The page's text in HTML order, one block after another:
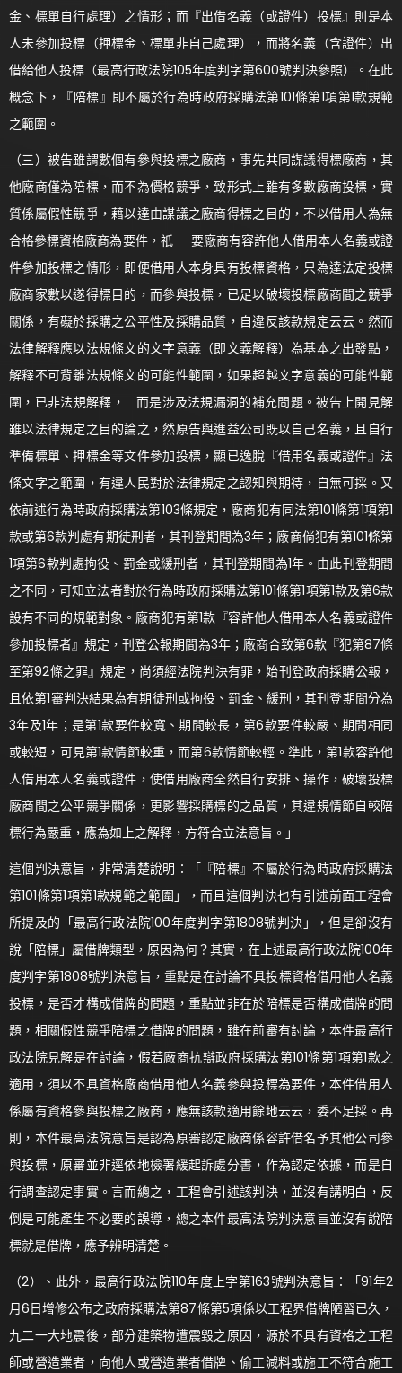
金、標單自行處理）之情形；而『出借名義（或證件）投標』則是本
人未參加投標（押標金、標單非自己處理），而將名義（含證件）出
借給他人投標（最高行政法院105年度判字第600號判決參照）。在此
概念下，『陪標』即不屬於行為時政府採購法第101條第1項第1款規範
之範圍。
（三）被告雖謂數個有參與投標之廠商，事先共同謀議得標廠商，其
他廠商僅為陪標，而不為價格競爭，致形式上雖有多數廠商投標，實
質係屬假性競爭，藉以達由謀議之廠商得標之目的，不以借用人為無
合格參標資格廠商為要件，祇 要廠商有容許他人借用本人名義或證
件參加投標之情形，即便借用人本身具有投標資格，只為達法定投標
廠商家數以遂得標目的，而參與投標，已足以破壞投標廠商間之競爭
關係，有礙於採購之公平性及採購品質，自違反該款規定云云。然而
法律解釋應以法規條文的文字意義（即文義解釋）為基本之出發點，
解釋不可背離法規條文的可能性範圍，如果超越文字意義的可能性範
圍，已非法規解釋， 而是涉及法規漏洞的補充問題。被告上開見解
雖以法律規定之目的論之，然原告與進益公司既以自己名義，且自行
準備標單、押標金等文件參加投標，顯已逸脫『借用名義或證件』法
條文字之範圍，有違人民對於法律規定之認知與期待，自無可採。又
依前述行為時政府採購法第103條規定，廠商犯有同法第101條第1項第1
款或第6款判處有期徒刑者，其刊登期間為3年；廠商倘犯有第101條第
1項第6款判處拘役、罰金或緩刑者，其刊登期間為1年。由此刊登期間
之不同，可知立法者對於行為時政府採購法第101條第1項第1款及第6款
設有不同的規範對象。廠商犯有第1款『容許他人借用本人名義或證件
參加投標者』規定，刊登公報期間為3年；廠商合致第6款『犯第87條
至第92條之罪』規定，尚須經法院判決有罪，始刊登政府採購公報，
且依第1審判決結果為有期徒刑或拘役、罰金、緩刑，其刊登期間分為
3年及1年；是第1款要件較寬、期間較長，第6款要件較嚴、期間相同
或較短，可見第1款情節較重，而第6款情節較輕。準此，第1款容許他
人借用本人名義或證件，使借用廠商全然自行安排、操作，破壞投標
廠商間之公平競爭關係，更影響採購標的之品質，其違規情節自較陪
標行為嚴重，應為如上之解釋，方符合立法意旨。」
這個判決意旨，非常清楚說明：「『陪標』不屬於行為時政府採購法
第101條第1項第1款規範之範圍」，而且這個判決也有引述前面工程會
所提及的「最高行政法院100年度判字第1808號判決」，但是卻沒有
說「陪標」屬借牌類型，原因為何？其實，在上述最高行政法院100年
度判字第1808號判決意旨，重點是在討論不具投標資格借用他人名義
投標，是否才構成借牌的問題，重點並非在於陪標是否構成借牌的問
題，相關假性競爭陪標之借牌的問題，雖在前審有討論，本件最高行
政法院見解是在討論，假若廠商抗辯政府採購法第101條第1項第1款之
適用，須以不具資格廠商借用他人名義參與投標為要件，本件借用人
係屬有資格參與投標之廠商，應無該款適用餘地云云，委不足採。再
則，本件最高法院意旨是認為原審認定廠商係容許借名予其他公司參
與投標，原審並非逕依地檢署緩起訴處分書，作為認定依據，而是自
行調查認定事實。言而總之，工程會引述該判決，並沒有講明白，反
倒是可能產生不必要的誤導，總之本件最高法院判決意旨並沒有說陪
標就是借牌，應予辨明清楚。
（2）、此外，最高行政法院110年度上字第163號判決意旨：「91年2
月6日增修公布之政府採購法第87條第5項係以工程界借牌陋習已久，
九二一大地震後，部分建築物遭震毀之原因，源於不具有資格之工程
師或營造業者，向他人或營造業者借牌、偷工減料或施工不符合施工